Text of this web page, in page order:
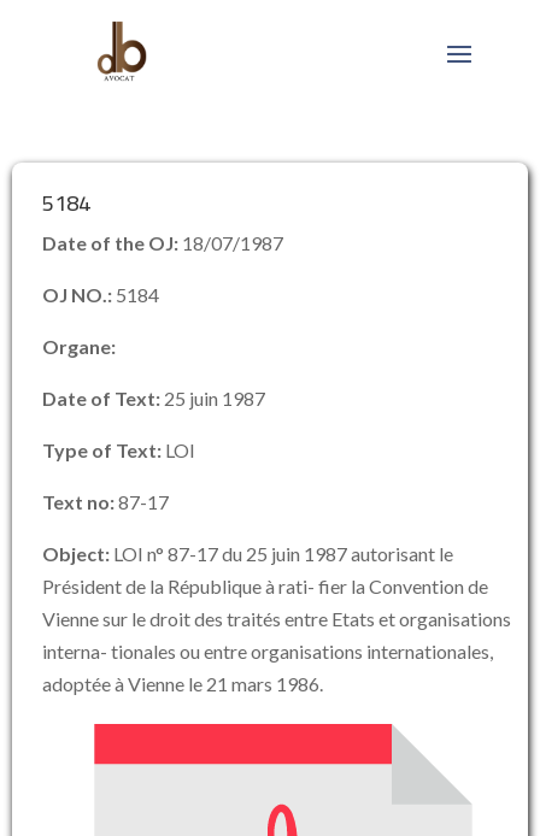
5184
Date of the OJ: 18/07/1987
OJ NO.: 5184
Organe:
Date of Text: 25 juin 1987
Type of Text: LOI
Text no:87-17
Object: LOI n° 87-17 du 25 juin 1987 autorisant le
Président de la République à rati- fier la Convention de
Vienne sur le droit des traités entre Etats et organisations
interna- tionales ou entre organisations internationales,
adoptée à Vienne le 21 mars 1986.